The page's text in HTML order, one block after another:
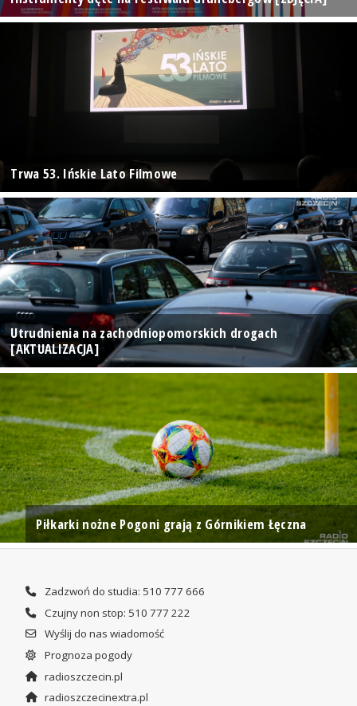
Trwa 53. Ińskie Lato Filmowe
Utrudnienia na zachodniopomorskich drogach
[AKTUALIZACJA]
Piłkarki nożne Pogoni grają z Górnikiem Łęczna
Zadzwoń do studia: 510 777 666
Czujny non stop: 510 777 222
Wyślij do nas wiadomość
Prognoza pogody
radioszczecin.pl
radioszczecinextra.pl